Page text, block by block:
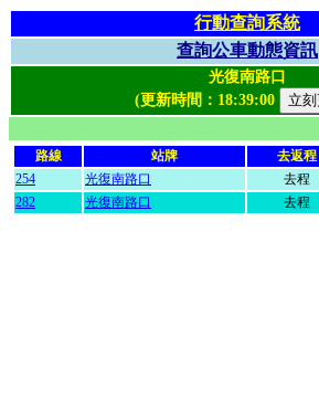
行動查詢系統
查詢公車動態資訊
光復南路口
(更新時間： 18:39:00
路線 站牌 去返程
254
光復南路口 去程
282
光復南路口 去程